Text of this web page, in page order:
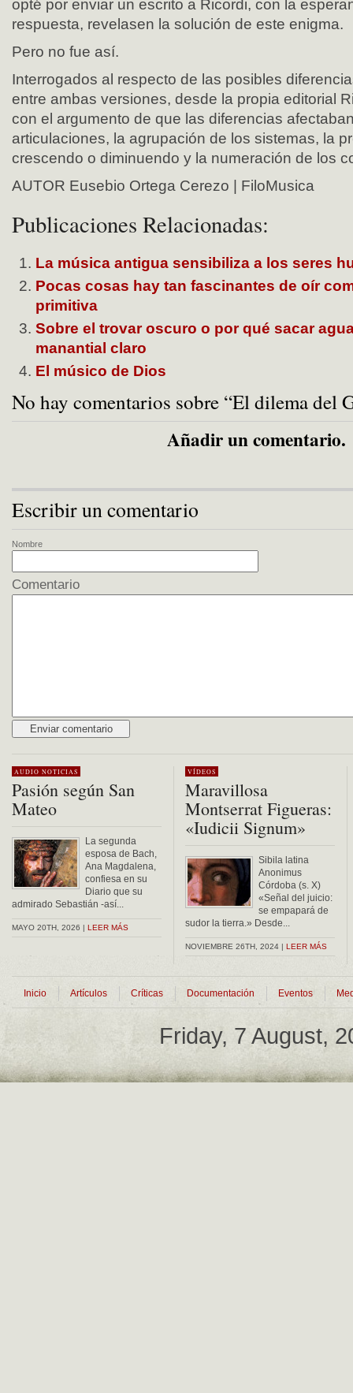
opté por enviar un escrito a Ricordi, con la
respuesta, revelasen la solución de este enigma.
Pero no fue así.
Interrogados al respecto de las posibles
entre ambas versiones, desde la propia editorial
con el argumento de que las diferencias
articulaciones, la agrupación de los sistemas, la
crescendo o diminuendo y la numeración de los
AUTOR Eusebio Ortega Cerezo | FiloMusica
Publicaciones Relacionadas:
La música antigua sensibiliza a los seres
Pocas cosas hay tan fascinantes de oír
primitiva
Sobre el trovar oscuro o por qué sacar
manantial claro
El músico de Dios
No hay comentarios sobre “El dilema del
Añadir un comentario.
Escribir un comentario
Nombre
Comentario
AUDIO NOTICIAS
Pasión según San
Mateo
La segunda
esposa de Bach,
Ana Magdalena,
confiesa en su
Diario que su
admirado Sebastián -así...
MAYO 20TH, 2026 | LEER MÁS
VÍDEOS
Maravillosa
Montserrat Figueras:
«Iudicii Signum»
Sibila latina
Anonimus
Córdoba (s. X)
«Señal del juicio:
se empapará de
sudor la tierra.» Desde...
NOVIEMBRE 26TH, 2024 | LEER MÁS
Inicio Artículos Críticas Documentación Eventos
Friday, 7 August,